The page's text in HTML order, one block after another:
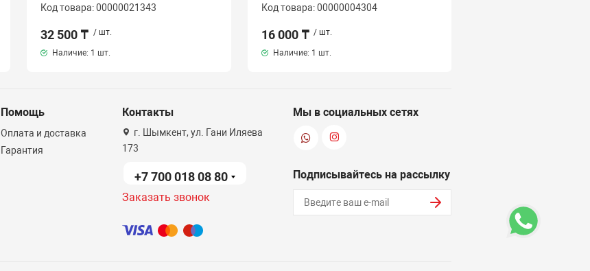
Код товара: 00000021343
32 500 ₸ / шт.
Наличие: 1 шт.
Код товара: 00000004304
16 000 ₸ / шт.
Наличие: 1 шт.
Помощь
Оплата и доставка
Гарантия
Контакты
г. Шымкент, ул. Гани Иляева
173
+7 700 018 08 80
Заказать звонок
Мы в социальных сетях
Подписывайтесь на рассылку